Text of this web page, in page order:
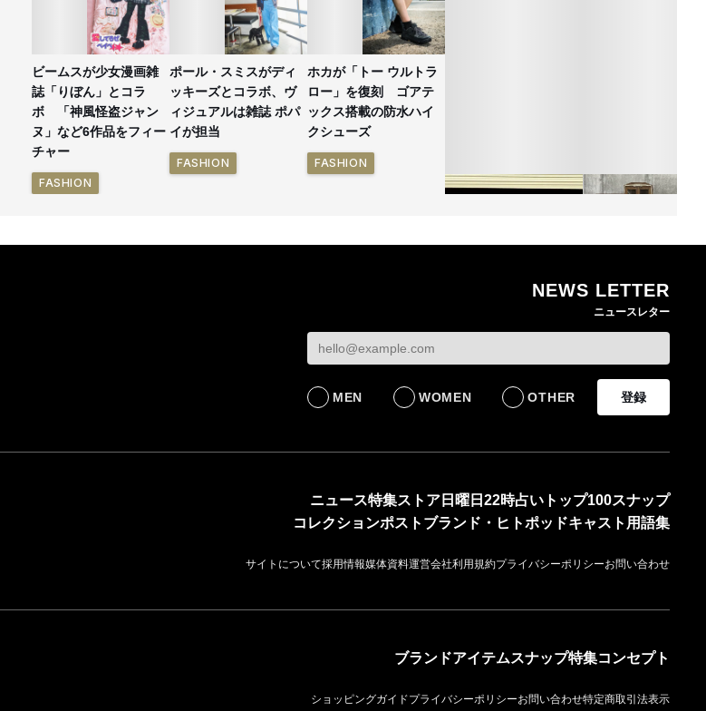
ビームスが少女漫画雑
誌「りぼん」とコラ
ボ 「神風怪盗ジャン
ヌ」など6作品をフィー
チャー
FASHION
ポール・スミスがディ
ッキーズとコラボ、ヴ
ィジュアルは雑誌 ポパ
イが担当
FASHION
ホカが「トー ウルトラ
ロー」を復刻 ゴアテ
ックス搭載の防水ハイ
クシューズ
FASHION
ゴールドウイン、26年
82%減 ザ・ノース・
BUSINESS
無印良品の古家具シ
ーズ新作 インドの
具を再生した一点物
LIFESTYLE
NEWS LETTER
ニュースレター
MEN WOMEN OTHER 登録
ニュース特集ストア 日曜日22時占い トップ100スナップ
コレクションポスト ブランド・ヒトポッドキャスト 用語集
サイトについて採用情報媒体資料運営会社利用規約プライバシーポリシーお問い合わせ
ブランドアイテムスナップ特集コンセプト
ショッピングガイドプライバシーポリシーお問い合わせ特定商取引法表示